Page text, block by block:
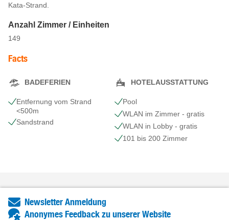
Kata-Strand.
Anzahl Zimmer / Einheiten
149
Facts
BADEFERIEN
Entfernung vom Strand
<500m
Sandstrand
HOTELAUSSTATTUNG
Pool
WLAN im Zimmer - gratis
WLAN in Lobby - gratis
101 bis 200 Zimmer
Newsletter Anmeldung
Anonymes Feedback zu unserer Website